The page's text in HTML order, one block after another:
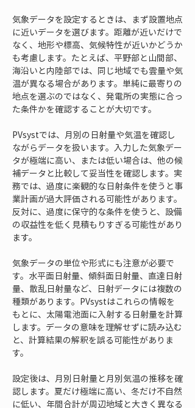
気象データを設定するときは、まず設置地点
に近いデータを選びます。距離が近いだけで
なく、地形や標高、気候特性が近いかどうか
も考慮します。たとえば、平野部と山間部、
海沿いと内陸部では、同じ地域でも雲量や気
温が異なる場合があります。単純に最寄りの
地点を選ぶのではなく、発電所の実態に合っ
た条件かを確認することが大切です。
PVsystでは、月別の日射量や気温を確認し
ながらデータを扱います。入力した気象デー
タが極端に高い、または低い場合は、他の候
補データと比較して妥当性を確認します。実
務では、過度に楽観的な日射条件を使うと事
業計画が過大評価される可能性があります。
反対に、過度に保守的な条件を使うと、設備
の収益性を低く見積もりすぎる可能性があり
ます。
気象データの単位や形式にも注意が必要で
す。水平面日射量、傾斜面日射量、直達日射
量、散乱日射量など、日射データには複数の
種類があります。PVsystはこれらの情報を
もとに、太陽電池面に入射する日射量を計算
します。データの意味を理解せずに読み込む
と、計算結果の解釈を誤る可能性がありま
す。
設定後は、月別日射量と月別気温の推移を確
認します。夏だけ極端に高い、冬だけ不自然
に低い、年間合計が周辺地域と大きく異なる